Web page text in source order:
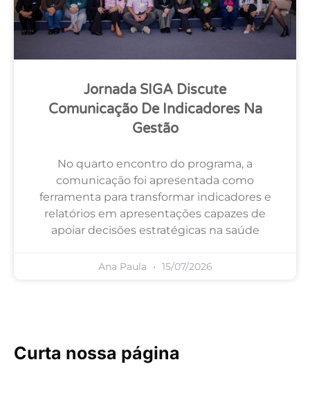
Jornada SIGA Discute
Comunicação De Indicadores Na
Gestão
No quarto encontro do programa, a
comunicação foi apresentada como
ferramenta para transformar indicadores e
relatórios em apresentações capazes de
apoiar decisões estratégicas na saúde
Ana Paula 15/07/2026
Curta nossa página